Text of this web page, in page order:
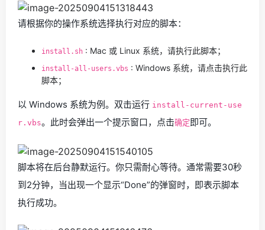
请根据你的操作系统选择执行对应的脚本：
install.sh : Mac 或 Linux 系统，请执行此脚本；
install-all-users.vbs : Windows 系统，请点击执行此
脚本；
以 Windows 系统为例。双击运行 install-current-use
r.vbs。此时会弹出一个提示窗口，点击确定 即可。
脚本将在后台静默运行。你只需耐心等待。通常需要30秒
到2分钟，当出现一个显示“Done”的弹窗时，即表示脚本
执行成功。